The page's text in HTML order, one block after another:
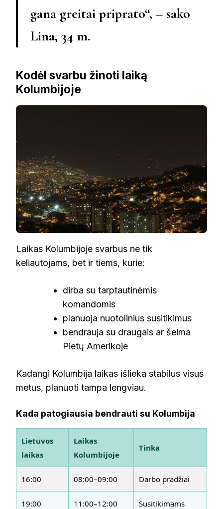
gana greitai priprato“, – sako
Lina, 34 m.
Kodėl svarbu žinoti laiką
Kolumbijoje
Laikas Kolumbijoje svarbus ne tik
keliautojams, bet ir tiems, kurie:
dirba su tarptautinėmis
komandomis
planuoja nuotolinius susitikimus
bendrauja su draugais ar šeima
Pietų Amerikoje
Kadangi Kolumbija laikas išlieka stabilus visus
metus, planuoti tampa lengviau.
Kada patogiausia bendrauti su Kolumbija
Lietuvos
laikas
Laikas
Kolumbijoje
Tinka
16:00 08:00–09:00 Darbo pradžiai
19:00 11:00–12:00 Susitikimams